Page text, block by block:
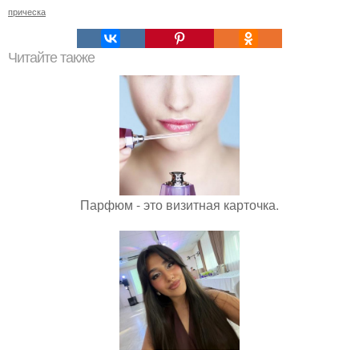
прическа
Читайте также
Парфюм - это визитная карточка.